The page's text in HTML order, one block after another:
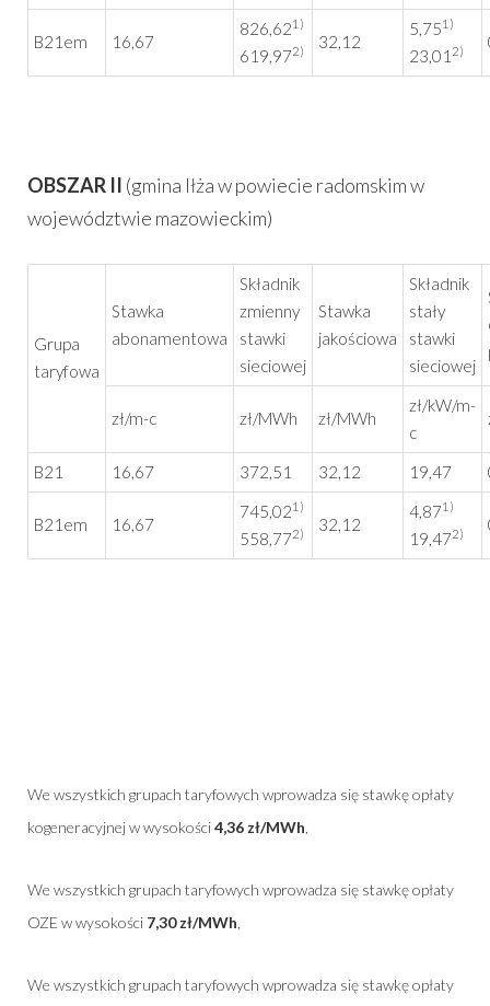
B21em 16,67
826,621)
619,972) 32,12
5,751)
23,01 2)
OBSZAR II (gmina Iłża w powiecie radomskim w
województwie mazowieckim)
Grupa
taryfowa
Stawka
abonamentowa
Składnik
zmienny
stawki
sieciowej
Stawka
jakościowa
Składnik
stały
stawki
sieciowej
zł/m-c zł/MWh zł/MWh
zł/kW/m-
c
B21 16,67 372,51 32,12 19,47
B21em 16,67
745,021)
558,772) 32,12
4,871)
19,472)
We wszystkich grupach taryfowych wprowadza się stawkę opłaty
kogeneracyjnej w wysokości4,36 zł/MWh
We wszystkich grupach taryfowych wprowadza się stawkę opłaty
OZE w wysokości 7,30 zł/MWh
We wszystkich grupach taryfowych wprowadza się stawkę opłaty